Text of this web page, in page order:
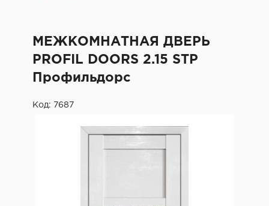
МЕЖКОМНАТНАЯ ДВЕРЬ
PROFIL DOORS 2.15 STP
Профильдорс
Код: 7687